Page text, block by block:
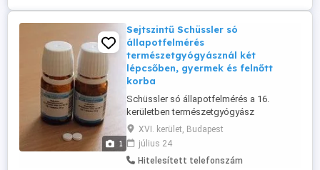
1
Sejtszintű Schüssler só
állapotfelmérés
természetgyógyásznál két
lépcsőben, gyermek és felnőtt
korba
Schüssler só állapotfelmérés a 16.
kerületben természetgyógyász
szakembernél. Referenciák, testreszabott
terápiák, korrekt árak. Kétféle
állapotfelmérés = eredményes
testreszabott terápia 1. arcelemzés: arcon
XVI. kerület, Budapest
július 24
Hitelesített telefonszám